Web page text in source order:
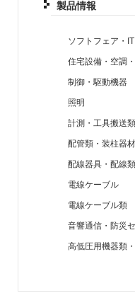
製品情報
ソフトフェア・IT
住宅設備・空調
制御・駆動機器
照明
計測・工具搬送類
配管類・装柱器
配線器具・配線類
電線ケーブル
電線ケーブル類
音響通信・防災
高低圧用機器類